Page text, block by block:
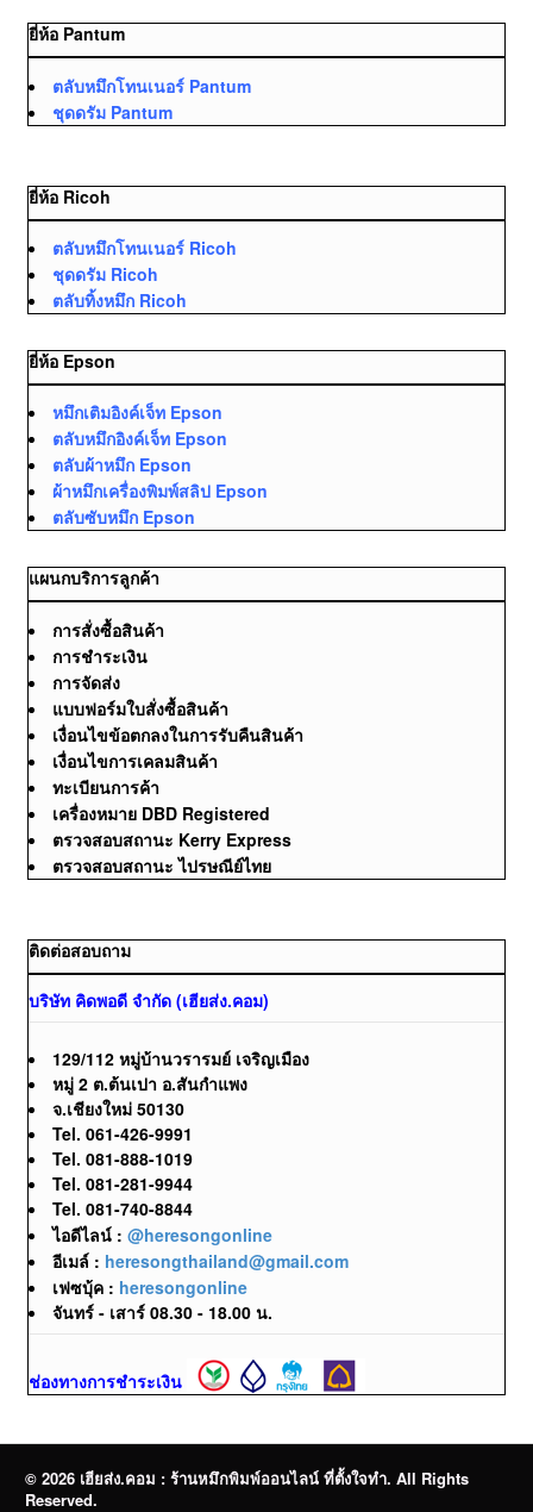
ยี่ห้อ Pantum
ตลับหมึกโทนเนอร์ Pantum
ชุดดรัม Pantum
ยี่ห้อ Ricoh
ตลับหมึกโทนเนอร์ Ricoh
ชุดดรัม Ricoh
ตลับทิ้งหมึก Ricoh
ยี่ห้อ Epson
หมึกเติมอิงค์เจ็ท Epson
ตลับหมึกอิงค์เจ็ท Epson
ตลับผ้าหมึก Epson
ผ้าหมึกเครื่องพิมพ์สลิป Epson
ตลับซับหมึก Epson
แผนกบริการลูกค้า
การสั่งซื้อสินค้า
การชำระเงิน
การจัดส่ง
แบบฟอร์มใบสั่งซื้อสินค้า
เงื่อนไขข้อตกลงในการรับคืนสินค้า
เงื่อนไขการเคลมสินค้า
ทะเบียนการค้า
เครื่องหมาย DBD Registered
ตรวจสอบสถานะ Kerry Express
ตรวจสอบสถานะ ไปรษณีย์ไทย
ติดต่อสอบถาม
บริษัท คิดพอดี จำกัด (เฮียส่ง.คอม)
129/112 หมู่บ้านวรารมย์ เจริญเมือง
หมู่ 2 ต.ต้นเปา อ.สันกำแพง
จ.เชียงใหม่ 50130
Tel. 061-426-9991
Tel. 081-888-1019
Tel. 081-281-9944
Tel. 081-740-8844
ไอดีไลน์ : @heresongonline
อีเมล์ : heresongthailand@gmail.com
เฟซบุ้ค : heresongonline
จันทร์ - เสาร์ 08.30 - 18.00 น.
ช่องทางการชำระเงิน
© 2026 เฮียส่ง.คอม : ร้านหมึกพิมพ์ออนไลน์ ที่ตั้งใจทำ. All Rights
Reserved.